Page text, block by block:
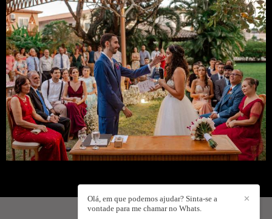
✕
Olá, em que podemos ajudar? Sinta-se a
vontade para me chamar no Whats.